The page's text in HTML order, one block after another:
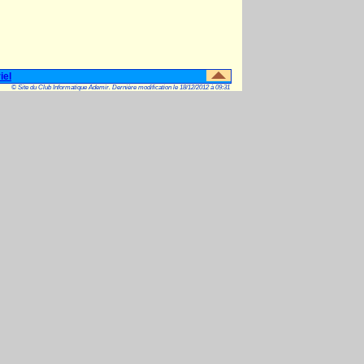
© Site du Club Informatique Ademir. Dernière modification le 18/12/2012 à 09:31